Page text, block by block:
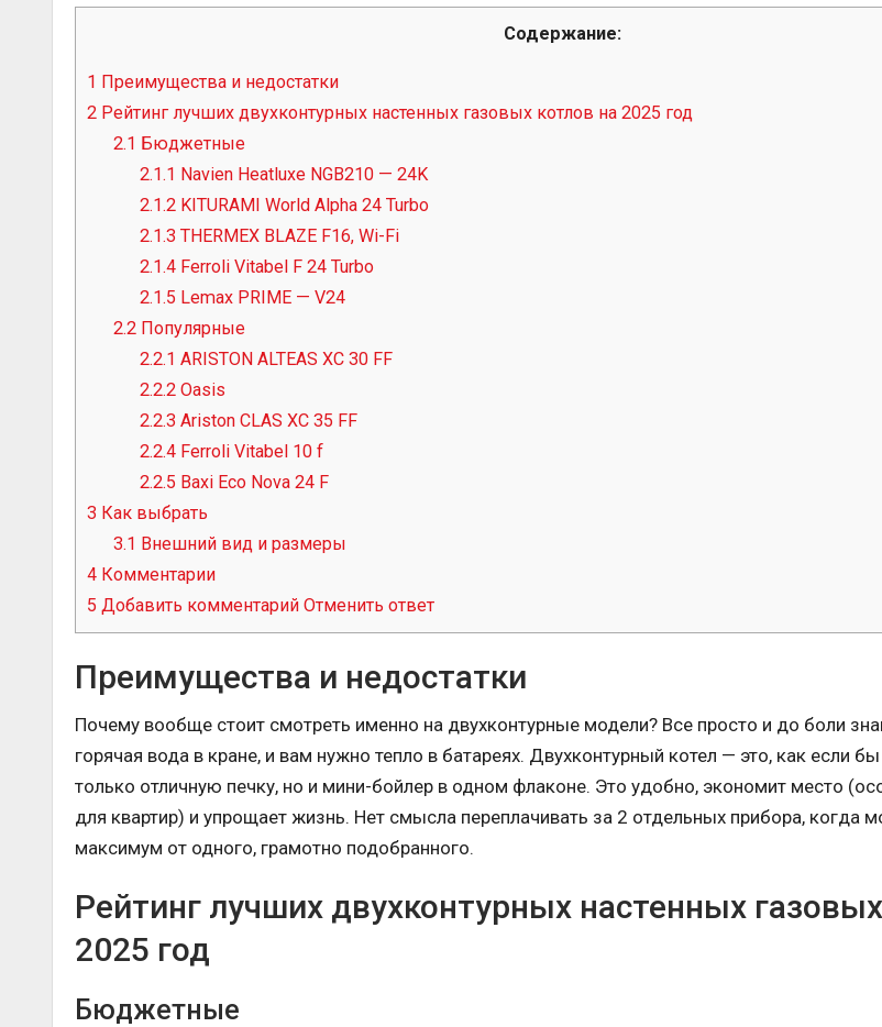
Содержание:
1 Преимущества и недостатки
2 Рейтинг лучших двухконтурных настенных газовых котлов на 2025 год
2.1 Бюджетные
2.1.1 Navien Heatluxe NGB210 — 24K
2.1.2 KITURAMI World Alpha 24 Turbo
2.1.3 THERMEX BLAZE F16, Wi-Fi
2.1.4 Ferroli Vitabel F 24 Turbo
2.1.5 Lеmax PRIME — V24
2.2 Популярные
2.2.1 ARISTON ALTEAS XC 30 FF
2.2.2 Oasis
2.2.3 Ariston CLAS XC 35 FF
2.2.4 Ferroli Vitabel 10 f
2.2.5 Baxi Eco Nova 24 F
3 Как выбрать
3.1 Внешний вид и размеры
4 Комментарии
5 Добавить комментарий Отменить ответ
Преимущества и недостатки
Почему вообще стоит смотреть именно на двухконтурные модели? Все просто и до боли
горячая вода в кране, и вам нужно тепло в батареях. Двухконтурный котел — это, как если
только отличную печку, но и мини-бойлер в одном флаконе. Это удобно, экономит место
для квартир) и упрощает жизнь. Нет смысла переплачивать за 2 отдельных прибора, когда
максимум от одного, грамотно подобранного.
Рейтинг лучших двухконтурных настенных
2025 год
Бюджетные